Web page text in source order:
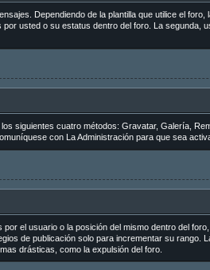
Dependiendo de la plantilla que utilice el
usted o su estatus dentro del foro. La segunda,
siguientes cuatro métodos: Gravatar, Galería,
con La Administración para que sea
el usuario o la posición del mismo dentro del
de publicación solo para incrementar su
drásticas, como la expulsión del foro.